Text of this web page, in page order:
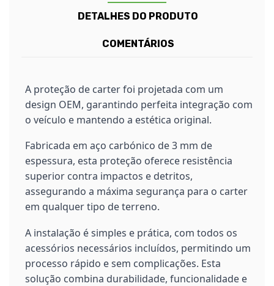
DETALHES DO PRODUTO
COMENTÁRIOS
A proteção de carter foi projetada com um
design OEM, garantindo perfeita integração com
o veículo e mantendo a estética original.
Fabricada em aço carbónico de 3 mm de
espessura, esta proteção oferece resistência
superior contra impactos e detritos,
assegurando a máxima segurança para o carter
em qualquer tipo de terreno.
A instalação é simples e prática, com todos os
acessórios necessários incluídos, permitindo um
processo rápido e sem complicações. Esta
solução combina durabilidade, funcionalidade e